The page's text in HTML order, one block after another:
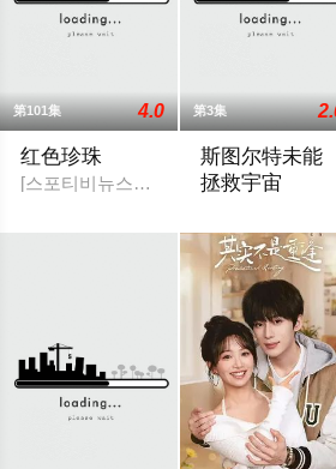
第101集 4.0
红色珍珠
[스포티비뉴스=강효진 기자] 배우 박
第3集
斯图尔特未能
拯救宇宙